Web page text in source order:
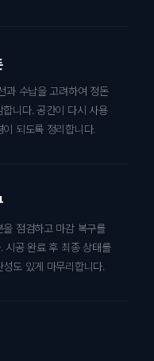
과 수납을 고려하여 정돈
합니다. 공간이 다시 사용
되도록 정리합니다.
점검하고 마감 복구를
시공 완료 후 최종 상태를
성도 있게 마무리합니다.